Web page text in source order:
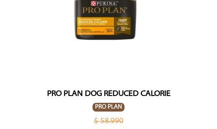
PRO PLAN DOG REDUCED CALORIE
PRO PLAN
$ 58.990